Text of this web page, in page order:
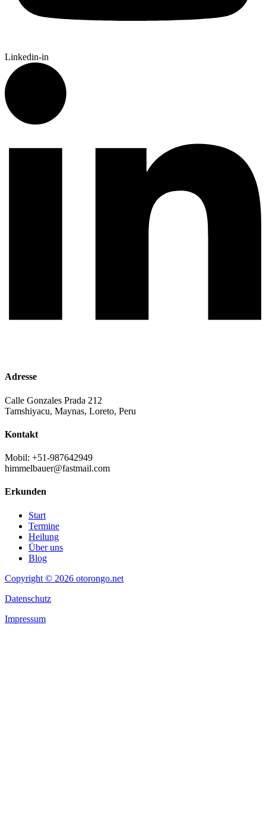
Linkedin-in
Adresse
Calle Gonzales Prada 212
Tamshiyacu, Maynas, Loreto, Peru
Kontakt
Mobil: +51-987642949
himmelbauer@fastmail.com
Erkunden
Start
Termine
Heilung
Über uns
Blog
Copyright © 2026 otorongo.net
Datenschutz
Impressum